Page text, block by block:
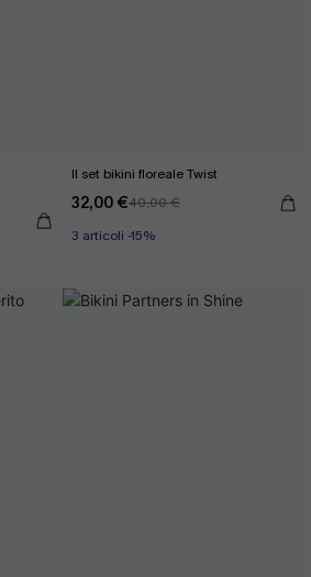
Il set bikini floreale Twist
32,00 €40,00 €
3 articoli -15%